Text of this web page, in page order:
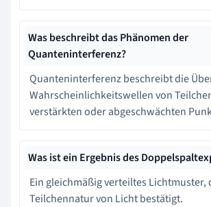
Was beschreibt das Phänomen der
Quanteninterferenz?
Quanteninterferenz beschreibt die
Wahrscheinlichkeitswellen von
verstärkten oder abgeschwächten
Was ist ein Ergebnis des
Ein gleichmäßig verteiltes Lichtmuster,
Teilchennatur von Licht bestätigt.